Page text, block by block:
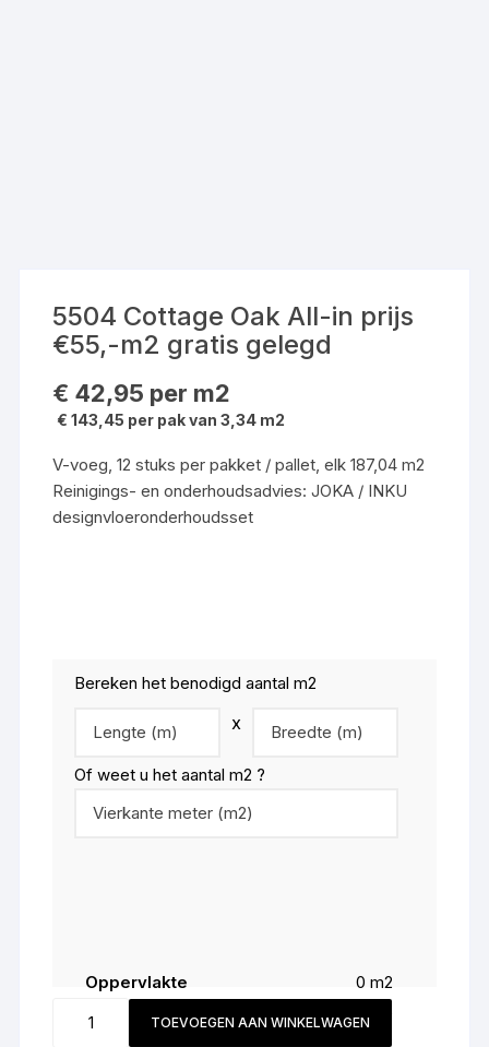
5504 Cottage Oak All-in prijs
€55,-m2 gratis gelegd
€ 42,95 per m2
€ 143,45 per pak van 3,34 m2
V-voeg, 12 stuks per pakket / pallet, elk 187,04 m2
Reinigings- en onderhoudsadvies: JOKA / INKU
designvloeronderhoudsset
Bereken het benodigd aantal m2
x
Of weet u het aantal m2 ?
Oppervlakte 0 m2
Snijverlies (
m2
Totaal
0 m2
Cottage
TOEVOEGEN AAN WINKELWAGEN